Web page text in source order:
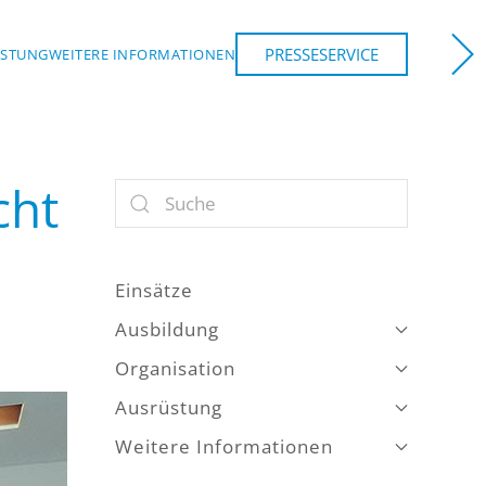
WEITERE INFORMATIONEN PRESSESERVICE
Einsätze
Ausbildung
Organisation
Ausrüstung
Weitere Informationen